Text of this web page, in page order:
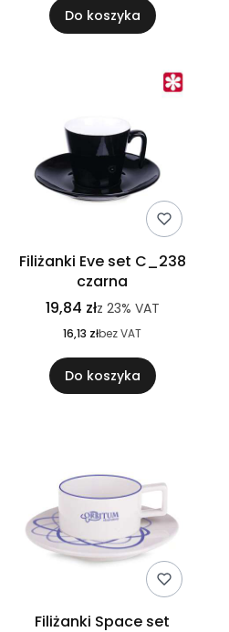
Do koszyka
Filiżanki Eve set C_238
czarna
19,84 złz 23% VAT
16,13 złbez VAT
Do koszyka
Filiżanki Space set